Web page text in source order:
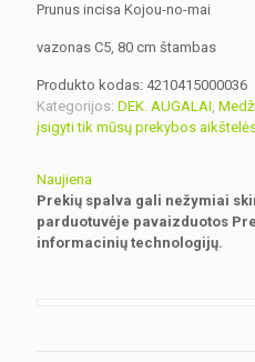
Prunus incisa Kojou-no-mai
vazonas C5, 80 cm štambas
Produkto kodas: 4210415000036
Kategorijos: DEK. AUGALAI,
įsigyti tik mūsų prekybos
Naujiena
Prekių spalva gali nežymiai
parduotuvėje pavaizduotos
informacinių technologijų.